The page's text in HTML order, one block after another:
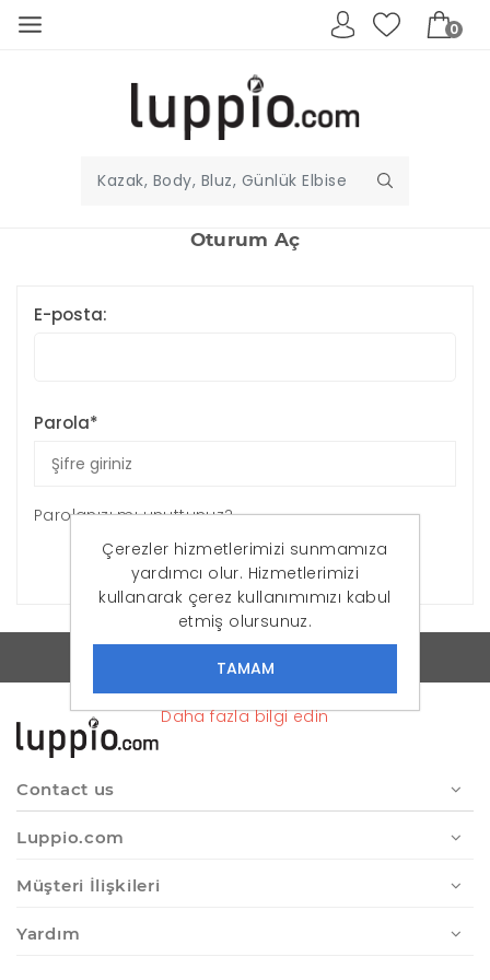
0
Oturum Aç
E-posta:
Parola*
Parolanızı mı unuttunuz?
OTURUM AÇ
Luppio - Online Moda'ya Yeni Soluk
Contact us
Luppio.com
Müşteri İlişkileri
Yardım
Çerezler hizmetlerimizi sunmamıza
yardımcı olur. Hizmetlerimizi
kullanarak çerez kullanımımızı kabul
etmiş olursunuz.
Daha fazla bilgi edin